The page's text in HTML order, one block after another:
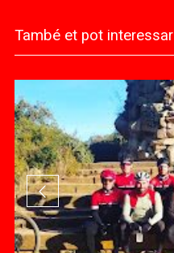
També et pot interessar